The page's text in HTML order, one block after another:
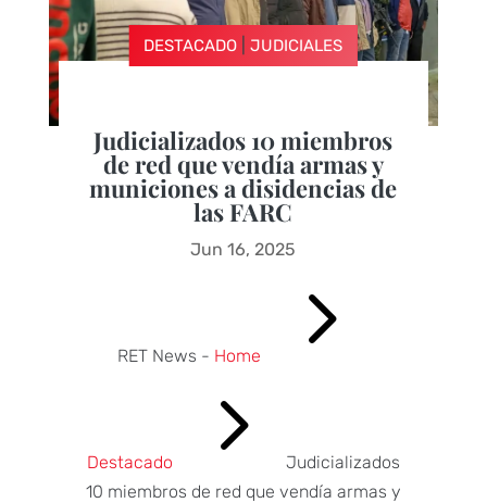
DESTACADO |JUDICIALES
Judicializados 10 miembros
de red que vendía armas y
municiones a disidencias de
las FARC
Jun 16, 2025
RET News - Home 5
Destacado 5
Judicializados
10 miembros de red que vendía armas y